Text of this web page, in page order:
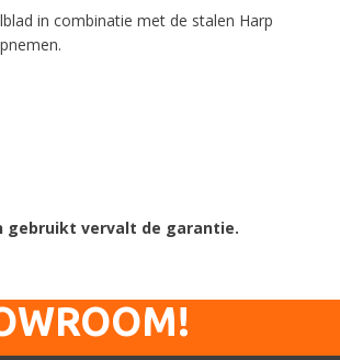
in combinatie met de stalen Harp
gebruikt vervalt de garantie.